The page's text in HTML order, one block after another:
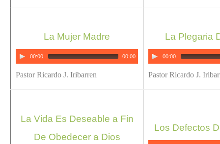
La Mujer Madre
00:00 00:00
Pastor Ricardo J. Iribarren
La Plegaria
00:00
Pastor Ricardo J.
La Vida Es Deseable a Fin
De Obedecer a Dios
Los Defectos